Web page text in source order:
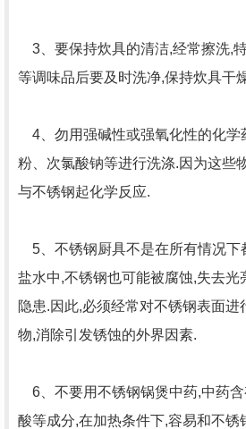
3、要保持炊具的清洁,经常擦洗,
等调味品后要及时洗净,保持炊具干
4、勿用强碱性或强氧化性的化学
粉、次氯酸钠等进行洗涤.因为这些
与不锈钢起化学反应.
5、不锈钢厨具不是在所有情况下
盐水中,不锈钢也可能被腐蚀,失去光
隐患.因此,必须经常对不锈钢表面进
物,消除引发锈蚀的外界因素.
6、不要用不锈钢锅煲中药,中药
酸等成分,在加热条件下,容易和不锈